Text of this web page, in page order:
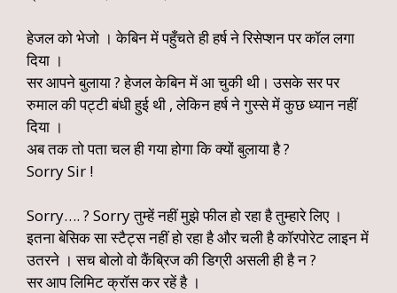
हेजल को भेजो । केबिन में पहुँचते ही हर्ष ने रिसेप्शन पर कॉल लगा
दिया ।
सर आपने बुलाया ? हेजल केबिन में आ चुकी थी। उसके सर पर
रुमाल की पट्टी बंधी हुई थी , लेकिन हर्ष ने गुस्से में कुछ ध्यान नहीं
दिया ।
अब तक तो पता चल ही गया होगा कि क्यों बुलाया है ?
Sorry Sir !
Sorry…. ? Sorry तुम्हें नहीं मुझे फील हो रहा है तुम्हारे लिए ।
इतना बेसिक सा स्टैट्स नहीं हो रहा है और चली है कॉरपोरेट लाइन में
उतरने । सच बोलो वो कैंब्रिज की डिग्री असली ही है न ?
सर आप लिमिट क्रॉस कर रहें है ।